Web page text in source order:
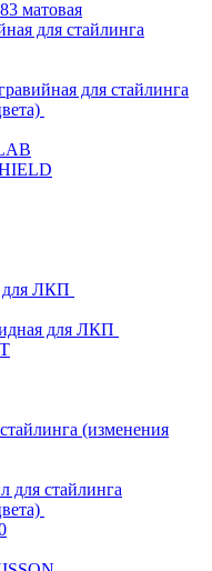
матовая
для стайлинга
для стайлинга
для ЛКП
для ЛКП
(изменения
для стайлинга